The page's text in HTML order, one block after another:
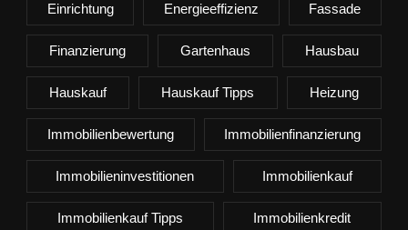
Einrichtung Energieeffizienz Fassade
Finanzierung Gartenhaus Hausbau
Hauskauf Hauskauf Tipps Heizung
Immobilienbewertung Immobilienfinanzierung
Immobilieninvestitionen Immobilienkauf
Immobilienkauf Tipps Immobilienkredit